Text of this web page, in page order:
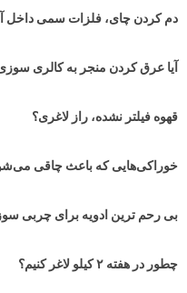
دم کردن چای، فلزات سمی داخل
آیا عرق کردن منجر به کالری
قهوه فیلتر نشده، راز لاغری؟
خوراکی‌هایی که باعث چاقی
بی رحم ترین ادویه برای چربی
چطور در هفته ۲ کیلو لاغر کنیم؟